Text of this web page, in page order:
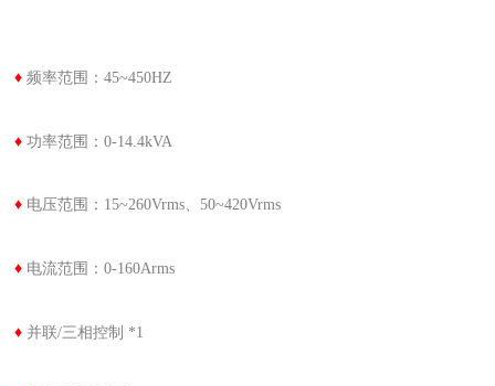
♦频率范围：45~450HZ
♦功率范围：0-14.4kVA
♦ 电压范围：15~260Vrms、50~420Vrms
♦ 电流范围：0-160Arms
♦ 并联/三相控制 *1